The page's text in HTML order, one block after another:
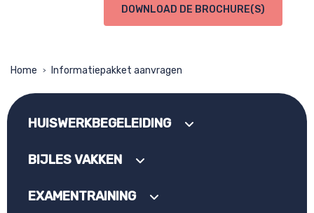
DOWNLOAD DE BROCHURE(S)
Home > Informatiepakket aanvragen
HUISWERKBEGELEIDING
BIJLES VAKKEN
EXAMENTRAINING